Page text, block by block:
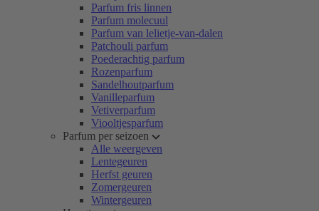
Parfum fris linnen
Parfum molecuul
Parfum van lelietje-van-dalen
Patchouli parfum
Poederachtig parfum
Rozenparfum
Sandelhoutparfum
Vanilleparfum
Vetiverparfum
Viooltjesparfum
Parfum per seizoen
Alle weergeven
Lentegeuren
Herfst geuren
Zomergeuren
Wintergeuren